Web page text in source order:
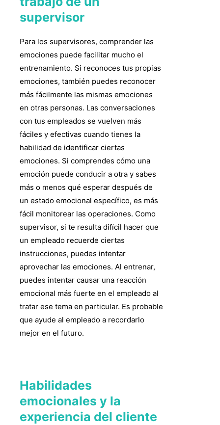
supervisor
Para los supervisores, comprender las
emociones puede facilitar mucho el
entrenamiento. Si reconoces tus propias
emociones, también puedes reconocer
más fácilmente las mismas emociones
en otras personas. Las conversaciones
con tus empleados se vuelven más
fáciles y efectivas cuando tienes la
habilidad de identificar ciertas
emociones. Si comprendes cómo una
emoción puede conducir a otra y sabes
más o menos qué esperar después de
un estado emocional específico, es más
fácil monitorear las operaciones. Como
supervisor, si te resulta difícil hacer que
un empleado recuerde ciertas
instrucciones, puedes intentar
aprovechar las emociones. Al entrenar,
puedes intentar causar una reacción
emocional más fuerte en el empleado al
tratar ese tema en particular. Es probable
que ayude al empleado a recordarlo
mejor en el futuro.
Habilidades
emocionales y la
experiencia del cliente